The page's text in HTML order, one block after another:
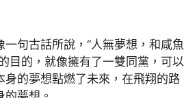
句古話所說，“人無夢想，和咸魚
目的，就像擁有了一雙同黨，可以
的夢想點燃了未來，在飛翔的路